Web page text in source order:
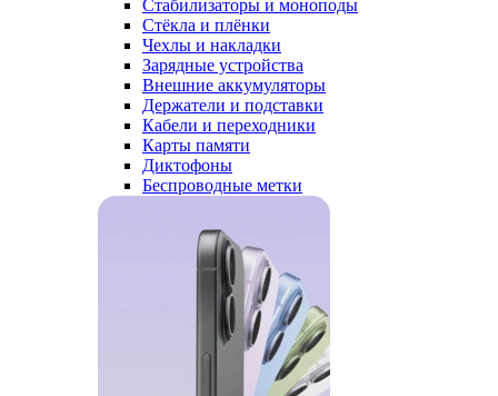
Стабилизаторы и моноподы
Стёкла и плёнки
Чехлы и накладки
Зарядные устройства
Внешние аккумуляторы
Держатели и подставки
Кабели и переходники
Карты памяти
Диктофоны
Беспроводные метки